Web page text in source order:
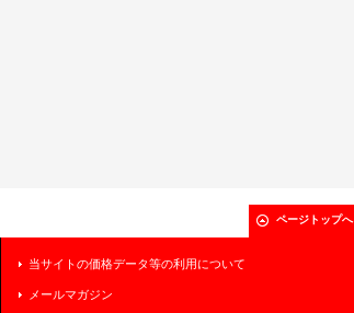
ページトップへ
当サイトの価格データ等の利用について
メールマガジン